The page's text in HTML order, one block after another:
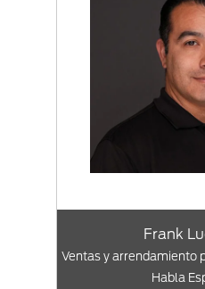
Frank
Ventas y arrendamiento
Habla